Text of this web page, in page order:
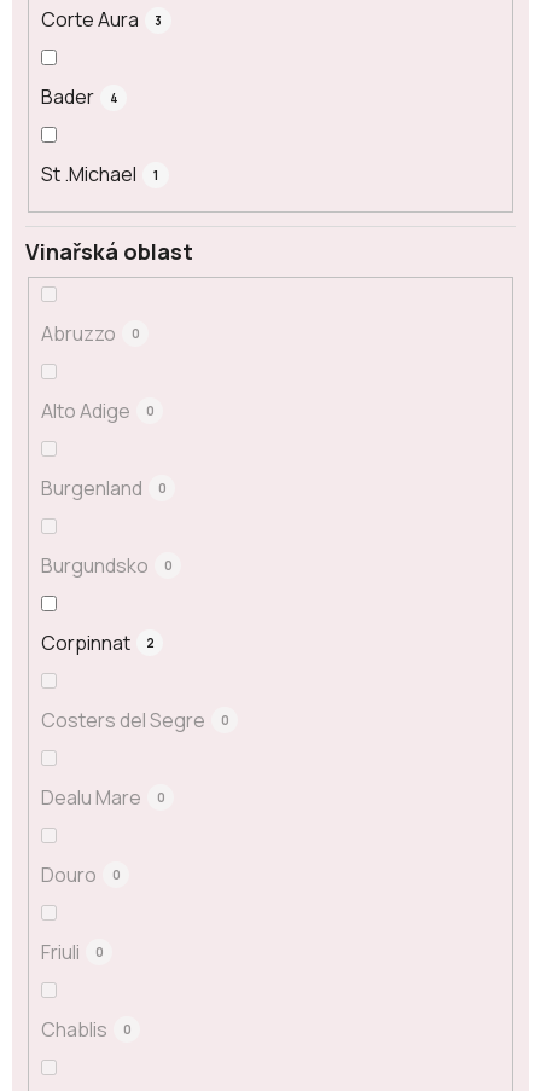
Corte Aura 3
Bader 4
St .Michael 1
Vinařská oblast
Abruzzo 0
Alto Adige 0
Burgenland 0
Burgundsko 0
Corpinnat 2
Costers del Segre 0
Dealu Mare 0
Douro 0
Friuli 0
Chablis 0